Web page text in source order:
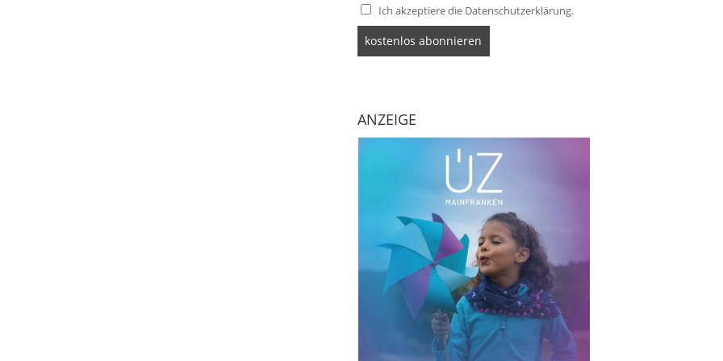
Ich akzeptiere die Datenschutzerklärung.
ANZEIGE